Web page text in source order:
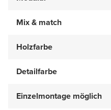
Mix & match
Holzfarbe
Detailfarbe
Einzelmontage möglich